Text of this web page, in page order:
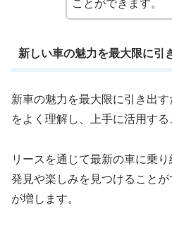
ことができます。
新しい車の魅力を最大限に引
新車の魅力を最大限に引き出
をよく理解し、上手に活用する
リースを通じて最新の車に乗
発見や楽しみを見つけること
が増します。